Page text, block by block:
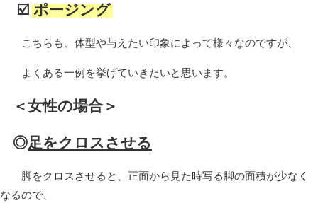
☑️ ポージング
こちらも、体型や与えたい印象によって様々なのですが、
よくある一例を挙げていきたいと思います。
＜女性の場合＞
◎足をクロスさせる
脚をクロスさせると、正面から見た時写る脚の面積が少なく
なるので、